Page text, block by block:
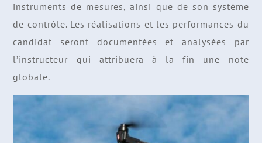
instruments de mesures, ainsi que de son système
de contrôle. Les réalisations et les performances du
candidat seront documentées et analysées par
l’instructeur qui attribuera à la fin une note
globale.